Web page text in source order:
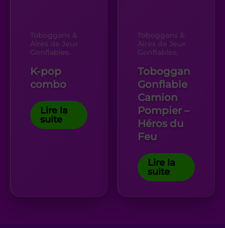
Toboggans &
Aires de Jeux
Gonflables.
K-pop
combo
Lire la
suite
Toboggans &
Aires de Jeux
Gonflables.
Toboggan
Gonflable
Camion
Pompier –
Héros du
Feu
Lire la
suite